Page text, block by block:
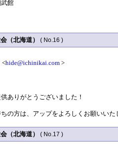
館
（北海道） ( No.16 )
hide@ichinikai.com >
ありがとうございました！
の方は、アップをよろしくお願いいた
（北海道） ( No.17 )